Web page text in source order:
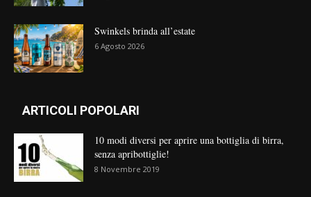
Swinkels brinda all’estate
6 Agosto 2026
ARTICOLI POPOLARI
10 modi diversi per aprire una bottiglia di birra,
senza apribottiglie!
8 Novembre 2019